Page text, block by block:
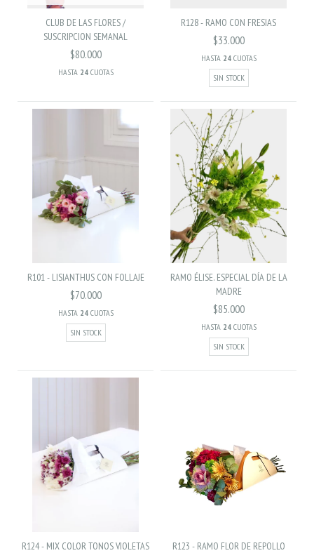
CLUB DE LAS FLORES /
SUSCRIPCION SEMANAL
$80.000
HASTA 24CUOTAS
R128 - RAMO CON FRESIAS
$33.000
HASTA 24CUOTAS
SIN STOCK
R101 - LISIANTHUS CON FOLLAJE
$70.000
HASTA 24CUOTAS
SIN STOCK
RAMO ÉLISE. ESPECIAL DÍA DE LA
MADRE
$85.000
HASTA 24CUOTAS
SIN STOCK
R124 - MIX COLOR TONOS VIOLETAS
R123 - RAMO FLOR DE REPOLLO